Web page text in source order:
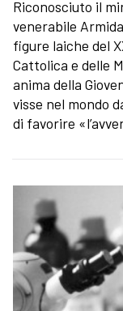
Riconosciuto il
venerabile
figure laiche del
Cattolica e delle
anima della
visse nel mondo
di favorire